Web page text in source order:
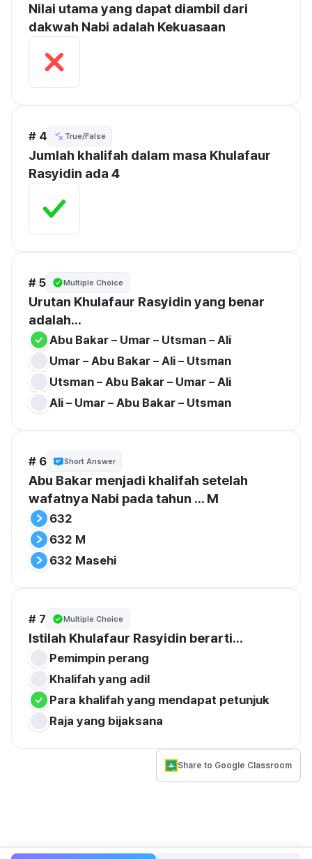
Nilai utama yang dapat diambil dari
dakwah Nabi adalah Kekuasaan
# 4 True/False
Jumlah khalifah dalam masa Khulafaur
Rasyidin ada 4
# 5 Multiple Choice
Urutan Khulafaur Rasyidin yang benar
adalah...
Abu Bakar – Umar – Utsman – Ali
Umar – Abu Bakar – Ali – Utsman
Utsman – Abu Bakar – Umar – Ali
Ali – Umar – Abu Bakar – Utsman
# 6 Short Answer
Abu Bakar menjadi khalifah setelah
wafatnya Nabi pada tahun ... M
632
632 M
632 Masehi
# 7 Multiple Choice
Istilah Khulafaur Rasyidin berarti...
Pemimpin perang
Khalifah yang adil
Para khalifah yang mendapat petunjuk
Raja yang bijaksana
Share to Google Classroom